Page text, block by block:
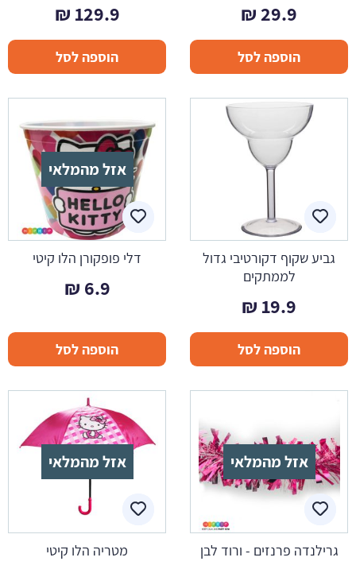
29.9
₪
הוספה לסל
129.9
₪
הוספה לסל
גביע שקוף דקורטיבי גדול
לממתקים
19.9
₪
הוספה לסל
אזל מהמלאי
דלי פופקורן הלו קיטי
6.9
₪
הוספה לסל
אזל מהמלאי
גרילנדה פרנזים - ורוד לבן
אזל מהמלאי
מטריה הלו קיטי